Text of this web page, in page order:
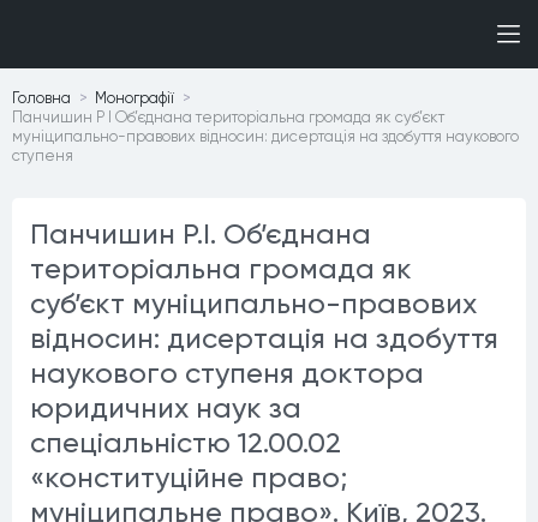
Головна
Монографiї
Панчишин Р І Об’єднана територіальна громада як суб’єкт
муніципально-правових відносин: дисертація на здобуття наукового
ступеня
Панчишин Р.І. Об’єднана
територіальна громада як
суб’єкт муніципально-правових
відносин: дисертація на здобуття
наукового ступеня доктора
юридичних наук за
спеціальністю 12.00.02
«конституційне право;
муніципальне право». Київ, 2023.